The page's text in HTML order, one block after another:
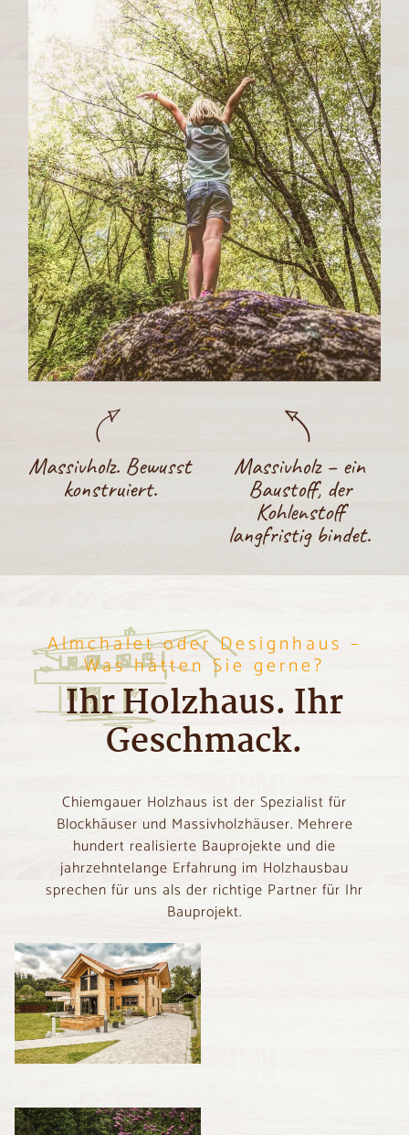
Massivholz. Bewusst
konstruiert.
Massivholz – ein
Baustoff, der
Kohlenstoff
langfristig bindet.
Ihr Holzhaus. Ihr
Geschmack.
Almchalet oder Designhaus –
Was hätten Sie gerne?
Chiemgauer Holzhaus ist der Spezialist für
Blockhäuser und Massivholzhäuser. Mehrere
hundert realisierte Bauprojekte und die
jahrzehntelange Erfahrung im Holzhausbau
sprechen für uns als der richtige Partner für Ihr
Bauprojekt.